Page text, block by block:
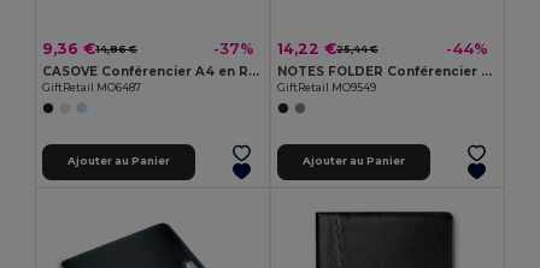
9,36 €14,86 € -37%
CASOVE Conférencier A4 en RPET 300D
GiftRetail MO6487
Ajouter au Panier
14,22 €25,44 € -44%
NOTES FOLDER Conférencier A4 bicolore
GiftRetail MO9549
Ajouter au Panier